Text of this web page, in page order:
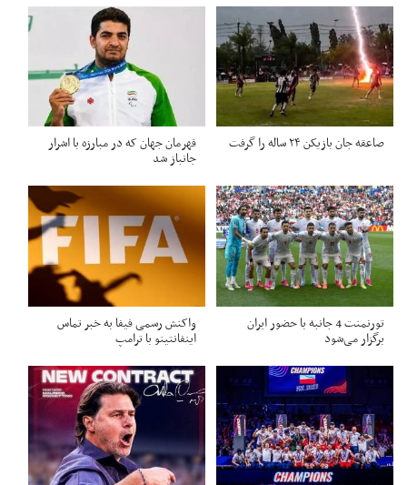
صاعقه جان بازیکن ۲۴ ساله را گرفت قهرمان جهان که در مبارزه با اشرار
جانباز شد
تورنمنت 4 جانبه با حضور ایران
برگزار می‌شود
واکنش رسمی فیفا به خبر تماس
اینفانتینو با ترامپ